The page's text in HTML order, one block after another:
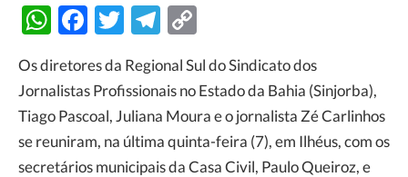
WhatsApp
Facebook
TwitterTelegram
Os diretores da Regional Sul do Sindicato dos
Jornalistas Profissionais no Estado da Bahia (Sinjorba),
Tiago Pascoal, Juliana Moura e o jornalista Zé Carlinhos
se reuniram, na última quinta-feira (7), em Ilhéus, com os
secretários municipais da Casa Civil, Paulo Queiroz, e